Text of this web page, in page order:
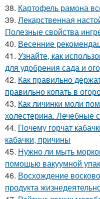
38. Картофель рамона
39. Лекарственная
Полезные свойства
40. Весенние
41. Узнайте, как
для удобрения сада и
42. Как правильно
правильно копать в
43. Как личинки моли
холестерина. Лечебные
44. Почему горчат
кабачки, причины
45. Нужно ли мыть
помощью вакуумной
46. Восхождение
продукта